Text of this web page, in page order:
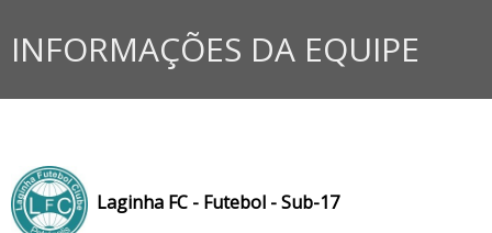
INFORMAÇÕES DA EQUIPE
Laginha FC - Futebol - Sub-17